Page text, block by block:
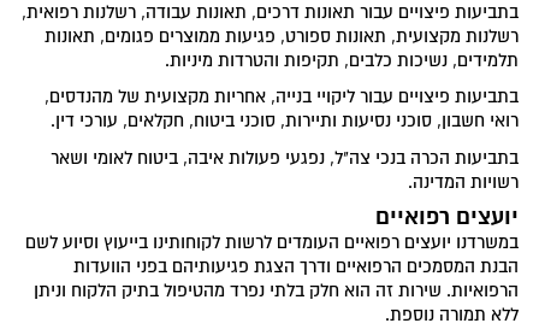
בתביעות פיצויים עבור תאונות דרכים, תאונות עבודה, רשלנות רפואית,
רשלנות מקצועית, תאונות ספורט, פגיעות ממוצרים פגומים, תאונות
תלמידים, נשיכות כלבים, תקיפות והטרדות מיניות.
בתביעות פיצויים עבור ליקויי בנייה, אחריות מקצועית של מהנדסים,
רואי חשבון, סוכני נסיעות ותיירות, סוכני ביטוח, חקלאים, עורכי דין.
בתביעות הכרה בנכי צה"ל, נפגעי פעולות איבה, ביטוח לאומי ושאר
רשויות המדינה.
יועצים רפואיים
במשרדנו יועצים רפואיים העומדים לרשות לקוחותינו בייעוץ וסיוע לשם
הבנת המסמכים הרפואיים ודרך הצגת פגיעותיהם בפני הוועדות
הרפואיות. שירות זה הוא חלק בלתי נפרד מהטיפול בתיק הלקוח וניתן
ללא תמורה נוספת.